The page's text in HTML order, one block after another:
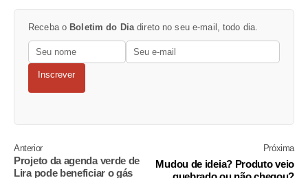
Receba o Boletim do Dia direto no seu e-mail, todo dia.
Inscrever
Anterior
Projeto da agenda verde de
Lira pode beneficiar o gás
Próxima
Mudou de ideia? Produto veio